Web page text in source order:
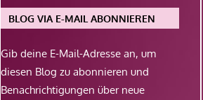
BLOG VIA E-MAIL ABONNIEREN
Gib deine E-Mail-Adresse an, um
diesen Blog zu abonnieren und
Benachrichtigungen über neue